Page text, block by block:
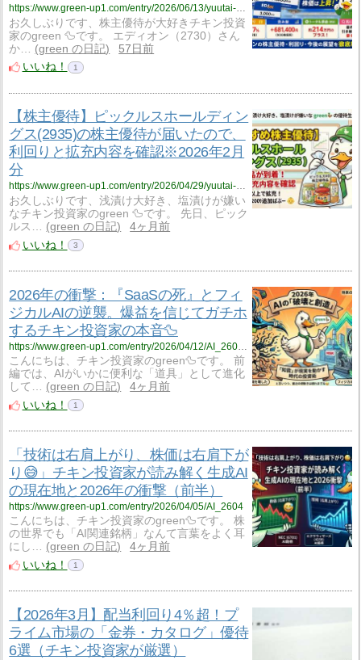
https://www.green-up1.com/entry/2026/06/13/yuutai-2730_EDION-2603
お久しぶりです、株主優待が大好きチキン投資
家のgreen 🦆です。 エディオン（2730）さん
か…
green の日記
57日前
いいね！
1
【株主優待】ピックルスホールディン
グス(2935)の株主優待が届いたので、
利回りと拡充内容を確認※2026年2月
分
https://www.green-up1.com/entry/2026/04/29/yuutai-2935_PICKLES-2602_todoita
お久しぶりです、浅漬け大好き、塩漬けが嫌い
なチキン投資家のgreen 🦆です。 先日、ピック
ルス…
green の日記
4ヶ月前
いいね！
3
2026年の衝撃：『SaaSの死』とフィ
ジカルAIの逆襲。爆益を信じてガチホ
するチキン投資家の本音🦆
こんにちは、チキン投資家のgreen🦆です。 前
編では、AIがいかに便利な「道具」として進化
して…
green の日記
4ヶ月前
いいね！
1
「技術は右肩上がり、株価は右肩下が
り😅」チキン投資家が読み解く生成AI
の現在地と2026年の衝撃（前半）
https://www.green-up1.com/entry/2026/04/05/AI_2604
こんにちは、チキン投資家のgreen🦆です。 株
の世界でも「AI関連銘柄」なんて言葉をよく耳
にし…
green の日記
4ヶ月前
いいね！
1
【2026年3月】配当利回り4％超！プ
ライム市場の「金券・カタログ」優待
6選（チキン投資家が厳選）